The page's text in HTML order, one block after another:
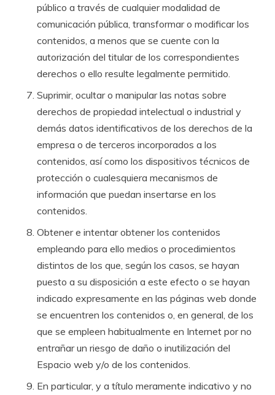
público a través de cualquier modalidad de
comunicación pública, transformar o modificar los
contenidos, a menos que se cuente con la
autorización del titular de los correspondientes
derechos o ello resulte legalmente permitido.
Suprimir, ocultar o manipular las notas sobre
derechos de propiedad intelectual o industrial y
demás datos identificativos de los derechos de la
empresa o de terceros incorporados a los
contenidos, así como los dispositivos técnicos de
protección o cualesquiera mecanismos de
información que puedan insertarse en los
contenidos.
Obtener e intentar obtener los contenidos
empleando para ello medios o procedimientos
distintos de los que, según los casos, se hayan
puesto a su disposición a este efecto o se hayan
indicado expresamente en las páginas web donde
se encuentren los contenidos o, en general, de los
que se empleen habitualmente en Internet por no
entrañar un riesgo de daño o inutilización del
Espacio web y/o de los contenidos.
En particular, y a título meramente indicativo y no